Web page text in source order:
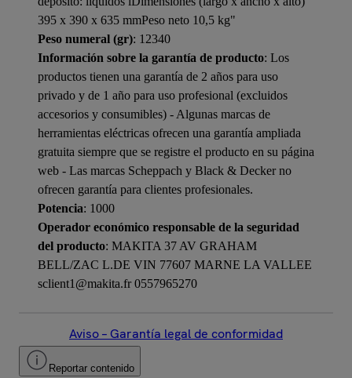
395 x 390 x 635 mmPeso neto 10,5 kg"
Peso numeral (gr): 12340
Información sobre la garantía de producto: Los
productos tienen una garantía de 2 años para uso
privado y de 1 año para uso profesional (excluidos
accesorios y consumibles) - Algunas marcas de
herramientas eléctricas ofrecen una garantía ampliada
gratuita siempre que se registre el producto en su página
web - Las marcas Scheppach y Black & Decker no
ofrecen garantía para clientes profesionales.
Potencia: 1000
Operador económico responsable de la seguridad
del producto: MAKITA 37 AV GRAHAM
BELL/ZAC L.DE VIN 77607 MARNE LA VALLEE
sclient1@makita.fr 0557965270
Aviso – Garantía legal de conformidad
Reportar contenido